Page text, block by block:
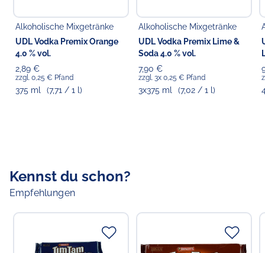
Verantwortlicher Lebensmittelunternehmer
Choppy's Food & Non-Food GmbH
Koldingstr. 1B
22769 Hamburg
Alkoholische Mixgetränke
UDL Vodka Premix Orange
4.0 % vol.
2,89 €
zzgl. 0,25 € Pfand
375 ml (7,71 / 1 l)
Alkoholische Mixgetränke
UDL Vodka Premix Lime &
Soda 4.0 % vol.
7,90 €
zzgl. 3x 0,25 € Pfand
3x375 ml (7,02 / 1 l)
Kennst du schon?
Empfehlungen